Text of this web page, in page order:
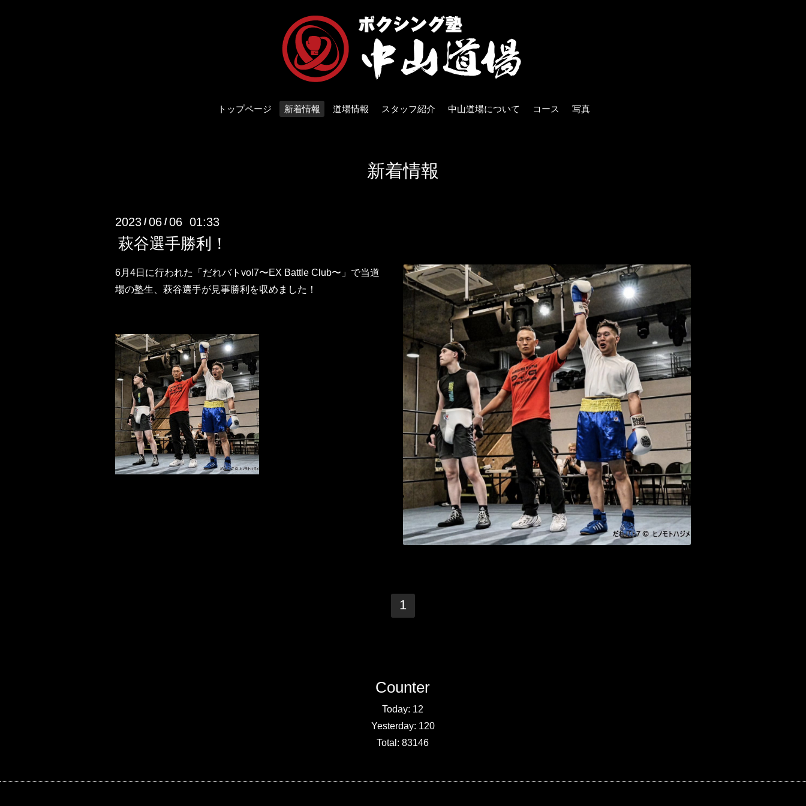
トップページ 新着情報 道場情報 スタッフ紹介 中山道場について コース 写真
新着情報
2023 /06 /06 01:33
萩谷選手勝利！
6月4日に行われた「だれバトvol7〜EX Battle Club〜」で当道
場の塾生、萩谷選手が見事勝利を収めました！
1
Counter
Today: 12
Yesterday: 120
Total:83146